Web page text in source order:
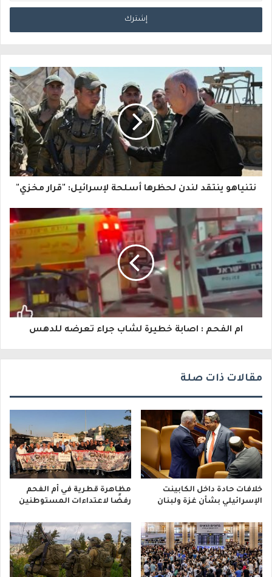
د
خ
ر
د
ك
ا
إ
ك
ت
ر
ن
نتنياهو ينتقد لندن لحظرها أسلحة لإسرائيل: "قرار مخزي"
ام الفحم : اصابة خطيرة لشاب جراء تعرضه للدهس
مقالات ذات صلة
خلافات حادة داخل الكابينت
الإسرائيلي بشأن غزة ولبنان
مظاهرة قطرية في أم الفحم
رفضًا لاعتداءات المستوطنين